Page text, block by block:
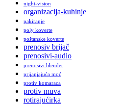
night-vision
organizacija-kuhinje
pakiranje
poly koverte
poštanske koverte
prenosiv brijač
prenosivi-audio
prenosivi blender
prijanjajuća moć
protiv komaraca
protiv muva
rotirajućirka